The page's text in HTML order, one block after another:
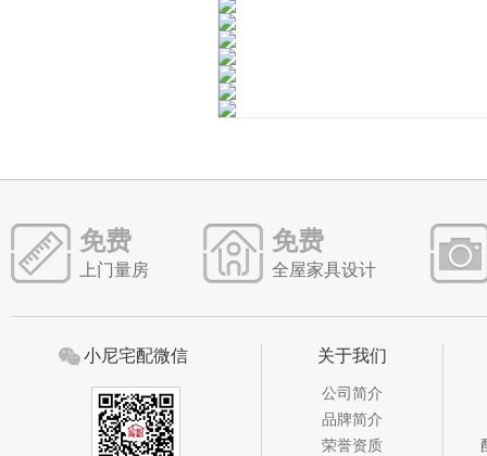
免费
上门量房
免费
全屋家具设计
小尼宅配微信 关于我们
公司简介
品牌简介
荣誉资质